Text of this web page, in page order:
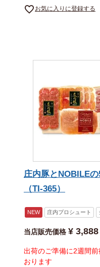
お気に入りに登録する
庄内豚とNOBILEの
（TI-365）
NEW 庄内プロシュート
当店販売価格 ¥ 3,888
出荷のご準備に2週間
おります